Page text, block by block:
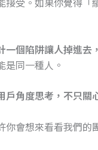
一個陷阱讓人掉進
是同一種人。
戶角度思考，不只關
會想來看看我們